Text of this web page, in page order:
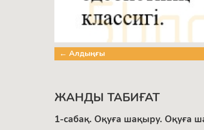
← Алдыңғы
ЖАНДЫ ТАБИҒАТ
1-сабақ. Оқуға шақыру. Оқуға